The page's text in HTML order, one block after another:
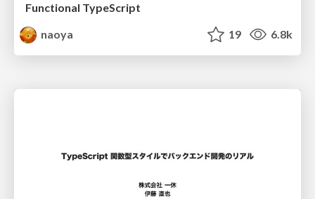
Functional TypeScript
naoya
19 6.8k